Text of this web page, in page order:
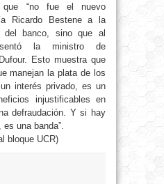
que “no fue el nuevo
Ricardo Bestene a la
del banco, sino que al
la ministro de
Esto muestra que
manejan la plata de los
interés privado, es un
injustificables en
defraudación. Y si hay
una banda”.
bloque UCR)